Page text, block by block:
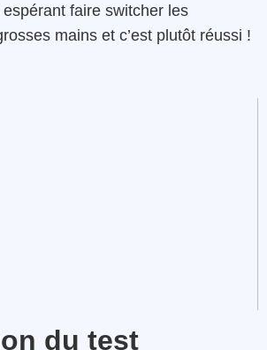
faire switcher les
mains et c’est plutôt réussi !
du test